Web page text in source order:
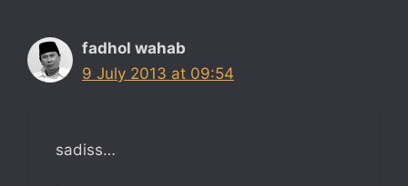
fadhol wahab
9 July 2013 at 09:54
sadiss…